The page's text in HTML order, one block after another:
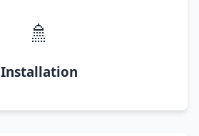
🚿
Installation